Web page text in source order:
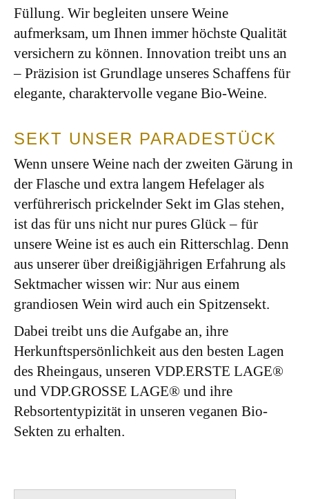
Füllung. Wir begleiten unsere Weine
aufmerksam, um Ihnen immer höchste Qualität
versichern zu können. Innovation treibt uns an
– Präzision ist Grundlage unseres Schaffens für
elegante, charaktervolle vegane Bio-Weine.
SEKT UNSER PARADESTÜCK
Wenn unsere Weine nach der zweiten Gärung in
der Flasche und extra langem Hefelager als
verführerisch prickelnder Sekt im Glas stehen,
ist das für uns nicht nur pures Glück – für
unsere Weine ist es auch ein Ritterschlag. Denn
aus unserer über dreißigjährigen Erfahrung als
Sektmacher wissen wir: Nur aus einem
grandiosen Wein wird auch ein Spitzensekt.
Dabei treibt uns die Aufgabe an, ihre
Herkunftspersönlichkeit aus den besten Lagen
des Rheingaus, unseren VDP.ERSTE LAGE®
und VDP.GROSSE LAGE® und ihre
Rebsortentypizität in unseren veganen Bio-
Sekten zu erhalten.